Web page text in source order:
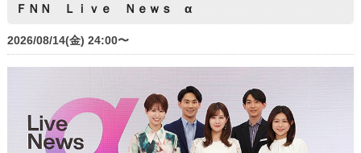
ＦＮＮ Ｌｉｖｅ Ｎｅｗｓ α
2026/08/14(金) 24:00〜